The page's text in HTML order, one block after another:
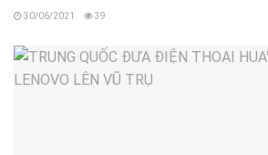
30/06/2021 39